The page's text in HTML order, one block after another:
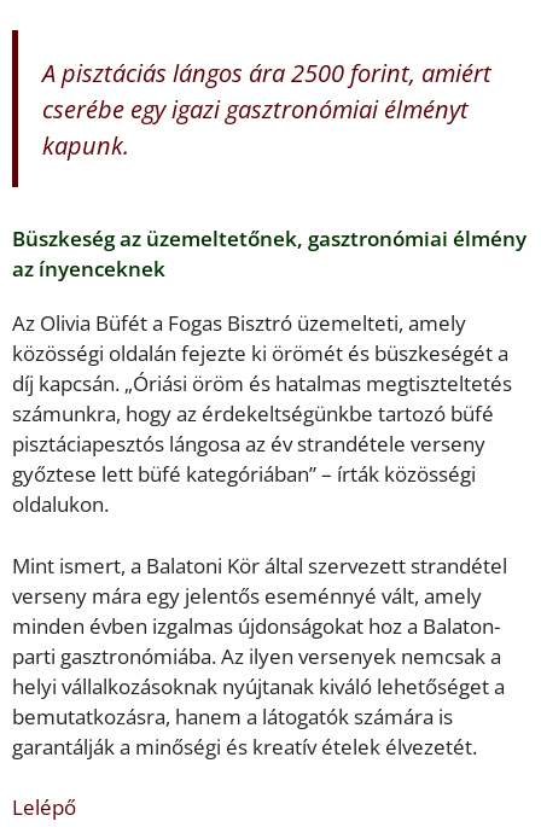
A pisztáciás lángos ára 2500 forint, amiért
cserébe egy igazi gasztronómiai élményt
kapunk.
Büszkeség az üzemeltetőnek, gasztronómiai élmény
az ínyenceknek
Az Olivia Büfét a Fogas Bisztró üzemelteti, amely
közösségi oldalán fejezte ki örömét és büszkeségét a
díj kapcsán. „Óriási öröm és hatalmas megtiszteltetés
számunkra, hogy az érdekeltségünkbe tartozó büfé
pisztáciapesztós lángosa az év strandétele verseny
győztese lett büfé kategóriában” – írták közösségi
oldalukon.
Mint ismert, a Balatoni Kör által szervezett strandétel
verseny mára egy jelentős eseménnyé vált, amely
minden évben izgalmas újdonságokat hoz a Balaton-
parti gasztronómiába. Az ilyen versenyek nemcsak a
helyi vállalkozásoknak nyújtanak kiváló lehetőséget a
bemutatkozásra, hanem a látogatók számára is
garantálják a minőségi és kreatív ételek élvezetét.
Lelépő